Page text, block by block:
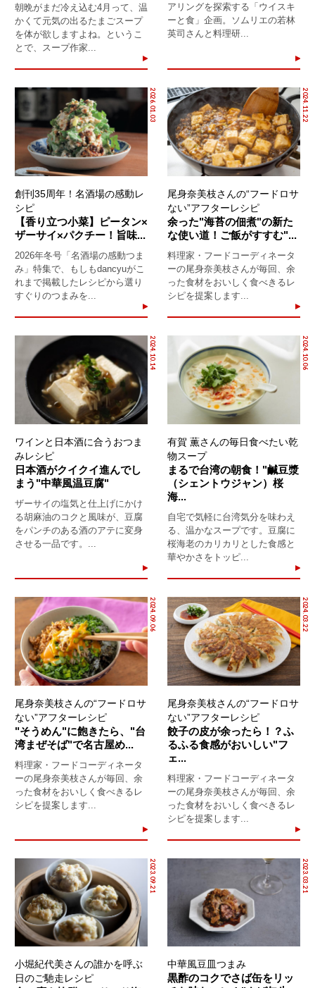
朝晩がまだ冷え込む4月って、温
かくて元気の出るたまごスープ
を体が欲しますよね。というこ
とで、スープ作家...
アリングを探索する「ウイスキ
ーと食」企画。ソムリエの若林
英司さんと料理研...
2026.01.03
創刊35周年！名酒場の感動レ
シピ
【香り立つ小菜】ピータン×
ザーサイ×パクチー！旨味...
2026年冬号「名酒場の感動つま
み」特集で、もしもdancyuがこ
れまで掲載したレシピから選り
すぐりのつまみを...
2024.11.22
尾身奈美枝さんの“フードロサ
ない”アフターレシピ
余った"海苔の佃煮"の新た
な使い道！ご飯がすすむ"...
料理家・フードコーディネータ
ーの尾身奈美枝さんが毎回、余
った食材をおいしく食べきるレ
シピを提案します...
2024.10.14
ワインと日本酒に合うおつま
みレシピ
日本酒がクイクイ進んでし
まう"中華風温豆腐"
ザーサイの塩気と仕上げにかけ
る胡麻油のコクと風味が、豆腐
をパンチのある酒のアテに変身
させる一品です。...
2024.10.06
有賀 薫さんの毎日食べたい乾
物スープ
まるで台湾の朝食！"鹹豆漿
（シェントウジャン）桜
海...
自宅で気軽に台湾気分を味わえ
る、温かなスープです。豆腐に
桜海老のカリカリとした食感と
華やかさをトッピ...
2024.09.06
尾身奈美枝さんの“フードロサ
ない”アフターレシピ
"そうめん"に飽きたら、"台
湾まぜそば"で名古屋め...
料理家・フードコーディネータ
ーの尾身奈美枝さんが毎回、余
った食材をおいしく食べきるレ
シピを提案します...
2024.03.22
尾身奈美枝さんの“フードロサ
ない”アフターレシピ
餃子の皮が余ったら！？ふ
るふる食感がおいしい"フ
ェ...
料理家・フードコーディネータ
ーの尾身奈美枝さんが毎回、余
った食材をおいしく食べきるレ
シピを提案します...
2023.09.21
小堀紀代美さんの誰かを呼ぶ
日のご馳走レシピ
2023.03.21
中華風豆皿つまみ
黒酢のコクでさば缶をリッ